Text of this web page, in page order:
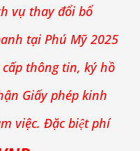
vụ thay đổi bổ
tại Phú Mỹ 2025
thông tin, ký hồ
Giấy phép kinh
việc. Đặc biệt phí